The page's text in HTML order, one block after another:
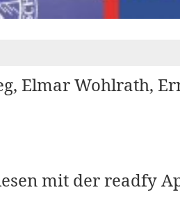
Elmar Wohlrath,
mit der readfy